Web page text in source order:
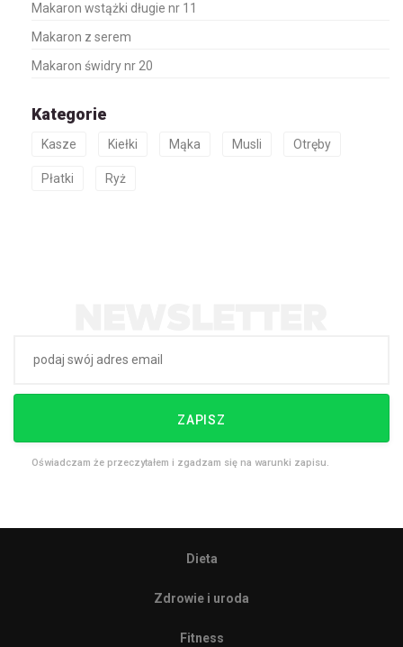
Makaron wstążki długie nr 11
Makaron z serem
Makaron świdry nr 20
Kategorie
Kasze Kiełki Mąka Musli Otręby
Płatki Ryż
ZAPISZ
Oświadczam że przeczytałem i zgadzam się na warunki zapisu.
Dieta
Zdrowie i uroda
Fitness